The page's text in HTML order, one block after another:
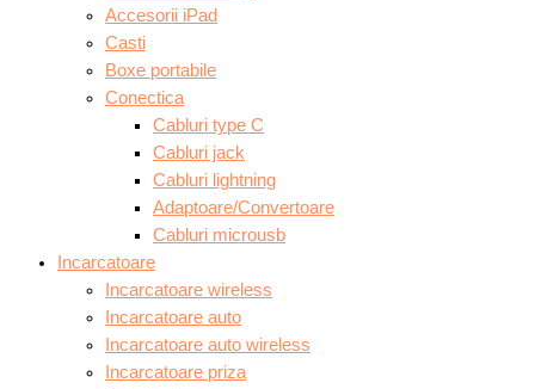
Accesorii iPad
Casti
Boxe portabile
Conectica
Cabluri type C
Cabluri jack
Cabluri lightning
Adaptoare/Convertoare
Cabluri microusb
Incarcatoare
Incarcatoare wireless
Incarcatoare auto
Incarcatoare auto wireless
Incarcatoare priza